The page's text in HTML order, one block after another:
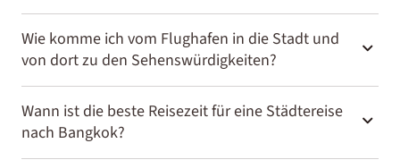
Für eine Städtereise nach Bangkok sind mindestens 3 bis 4
Tage empfehlenswert. So hast du Zeit für die Besichtigung
der wichtigsten Tempelanlagen, des Königspalastes und
einen Bummel über den Chatuchak-Markt.
Wie komme ich vom Flughafen in die Stadt und
von dort zu den Sehenswürdigkeiten?
Vom Flughafen in die Stadt gelangst du mit dem Airport Rail
Link oder einem Taxi. DERTOUR bietet außerdem
Wann ist die beste Reisezeit für eine Städtereise
nach Bangkok?